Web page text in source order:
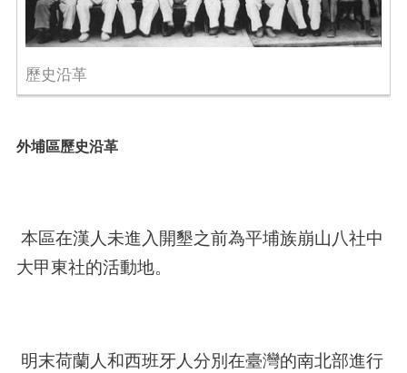
歷史沿革
外埔區歷史沿革
本區在漢人未進入開墾之前為平埔族崩山八社中
大甲東社的活動地。
明末荷蘭人和西班牙人分別在臺灣的南北部進行